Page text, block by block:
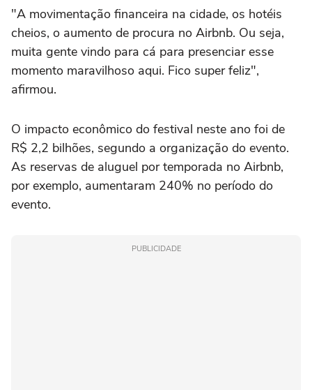
"A movimentação financeira na cidade, os hotéis
cheios, o aumento de procura no Airbnb. Ou seja,
muita gente vindo para cá para presenciar esse
momento maravilhoso aqui. Fico super feliz",
afirmou.
O impacto econômico do festival neste ano foi de
R$ 2,2 bilhões, segundo a organização do evento.
As reservas de aluguel por temporada no Airbnb,
por exemplo, aumentaram 240% no período do
evento.
PUBLICIDADE